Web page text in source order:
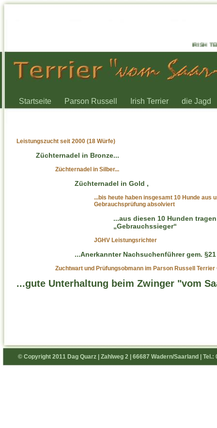
IRISH
Startseite Parson Russell Irish Terrier die Jagd
Leistungszucht seit 2000 (18 Würfe)
Züchternadel in Bronze...
Züchternadel in Silber...
Züchternadel in Gold ,
...bis heute haben insgesamt 10 Hunde aus
Gebrauchsprüfung absolviert
...aus diesen 10 Hunden
„Gebrauchssieger“
JGHV Leistungsrichter
...Anerkannter Nachsuchenführer gem.
Zuchtwart und Prüfungsobmann im Parson Russell Terrier
...gute Unterhaltung beim Zwinger "vom
© Copyright 2011 Dag Quarz | Zahlweg 2 | 66687 Wadern/Saarland | Tel.: